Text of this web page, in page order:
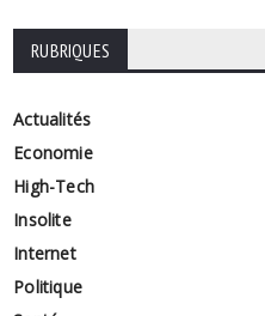
RUBRIQUES
Actualités
Economie
High-Tech
Insolite
Internet
Politique